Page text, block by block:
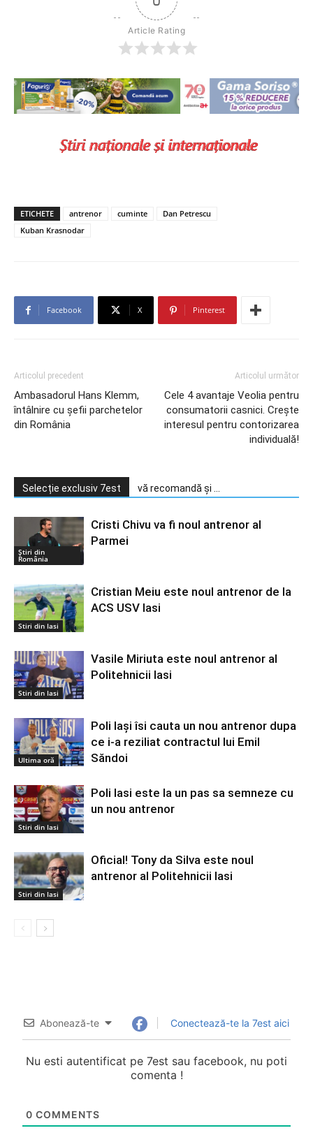
Article Rating
ETICHETE antrenor cuminte
Dan Petrescu
Kuban Krasnodar
Facebook X Pinterest
Articolul precedent
Ambasadorul Hans Klemm,
întâlnire cu şefii parchetelor
din România
Articolul următor
Cele 4 avantaje Veolia pentru
consumatorii casnici. Crește
interesul pentru contorizarea
individuală!
Selecție exclusiv 7est vă recomandă și ...
Știri din
România
Cristi Chivu va fi noul antrenor al
Parmei
Stiri din Iasi
Cristian Meiu este noul antrenor de la
ACS USV Iasi
Stiri din Iasi
Vasile Miriuta este noul antrenor al
Politehnicii Iasi
Ultima oră
Poli Iași îsi cauta un nou antrenor dupa
ce i-a reziliat contractul lui Emil
Săndoi
Stiri din Iasi
Poli Iasi este la un pas sa semneze cu
un nou antrenor
Stiri din Iasi
Oficial! Tony da Silva este noul
antrenor al Politehnicii Iasi
Abonează-te Conectează-te la 7est aici
Nu esti autentificat pe 7est sau facebook, nu poti
comenta !
0 COMMENTS